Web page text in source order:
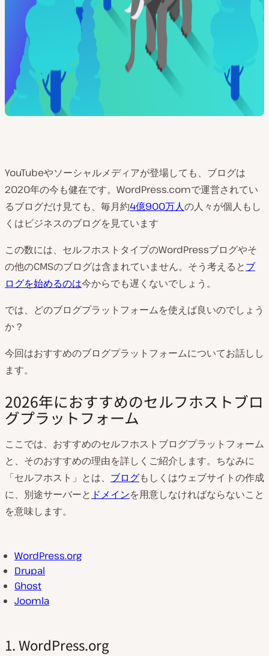
YouTubeやソーシャルメディアが登場しても、ブログは
2020年の今も健在です。WordPress.comで運営されてい
るブログだけ見ても、毎月約4億900万人の人々が個人もし
くはビジネスのブログを見ています
この数には、セルフホストタイプのWordPressブログやそ
の他のCMSのブログは含まれていません。そう考えるとブ
ログを始めるのは今からでも遅くないでしょう。
では、どのブログプラットフォームを使えば良いのでしょう
か？
今回はおすすめのブログプラットフォームについてお話しし
ます。
2026年におすすめのセルフホストブロ
グプラットフォーム
ここでは、おすすめのセルフホストブログプラットフォーム
と、そのおすすめの理由を詳しくご紹介します。ちなみに
「セルフホスト」とは、 ブログもしくはウェブサイトの作成
に、別途サーバーと ドメインを用意しなければならないこと
を意味します。
WordPress.org
Drupal
Ghost
Joomla
1. WordPress.org